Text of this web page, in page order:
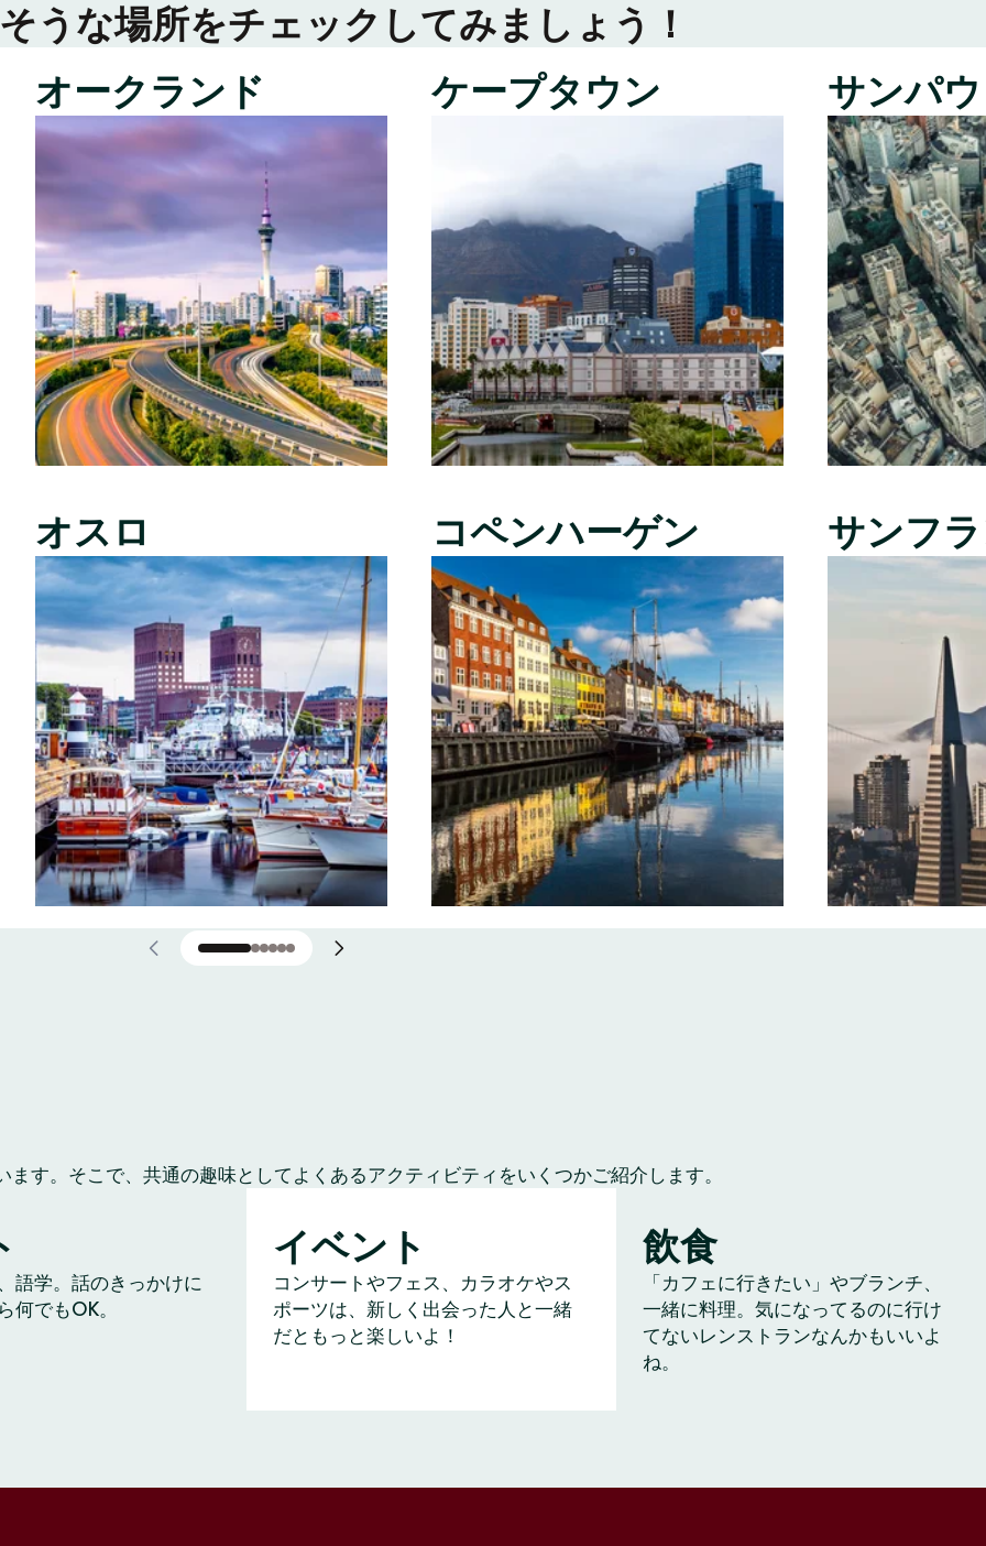
うな場所をチェックしてみましょう！
オークランド
オスロ
ケープタウン
コペンハーゲン
サンパ
サンフ
す。そこで、共通の趣味としてよくあるアクティビティをいくつかご紹介します。
語学。話のきっかけに
何でもOK。
イベント
コンサートやフェス、カラオケやス
ポーツは、新しく出会った人と一緒
だともっと楽しいよ！
飲食
「カフェに行きたい」やブランチ、
一緒に料理。気になってるのに行け
てないレンストランなんかもいいよ
ね。